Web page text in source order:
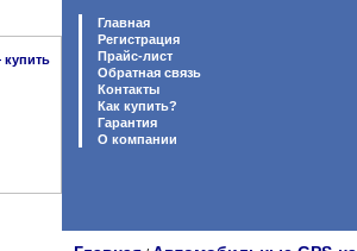
Главная
Регистрация
Прайс-лист
Обратная связь
Контакты
Как купить?
Гарантия
O компании